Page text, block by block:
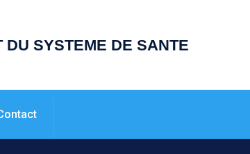
SYSTEME DE SANTE